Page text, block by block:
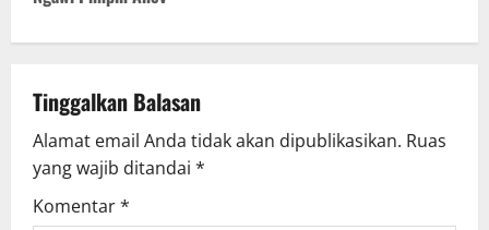
n
v
i
g
Tinggalkan Balasan
Alamat email Anda tidak akan dipublikasikan. Ruas
yang wajib ditandai *
Komentar*